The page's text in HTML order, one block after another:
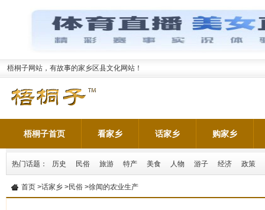
梧桐子网站，有故事的家乡区县文化网站！
梧桐子首页 看家乡 话家乡 购家乡
热门话题： 历史 民俗 旅游 特产 美食 人物 游子 经济 政策
首页 >话家乡 >民俗 >徐闻的农业生产